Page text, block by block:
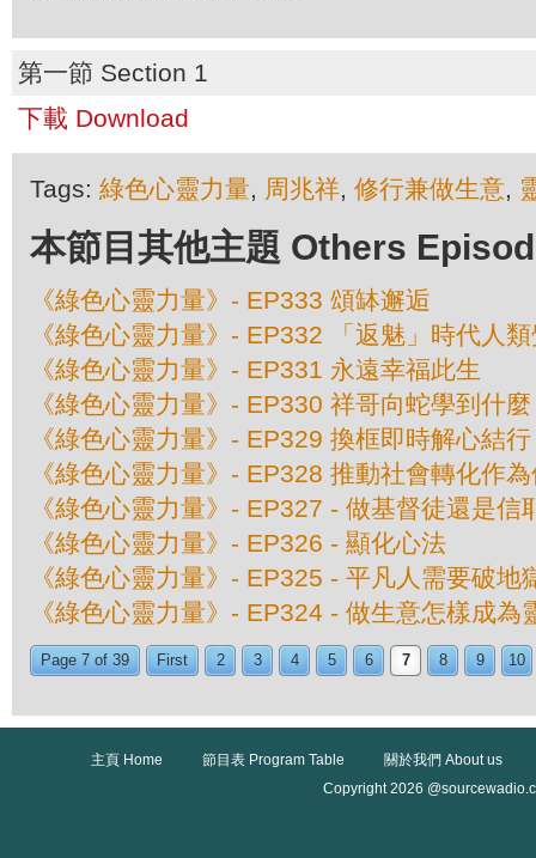
第一節 Section 1
下載 Download
Tags: 綠色心靈力量, 周兆祥, 修行兼做生意,
本節目其他主題 Others
《綠色心靈力量》- EP333 頌缽邂逅
《綠色心靈力量》- EP332 「返魅」時代人
《綠色心靈力量》- EP331 永遠幸福此生
《綠色心靈力量》- EP330 祥哥向蛇學到什麼
《綠色心靈力量》- EP329 換框即時解心結行
《綠色心靈力量》- EP328 推動社會轉化作
《綠色心靈力量》- EP327 - 做基督徒還是
《綠色心靈力量》- EP326 - 顯化心法
《綠色心靈力量》- EP325 - 平凡人需要破地
《綠色心靈力量》- EP324 - 做生意怎樣成為
Page 7 of 39 First 2 3 4 5 6 7 8 9 10
主頁 Home 節目表 Program Table
關於我們 About us
Copyright 2026